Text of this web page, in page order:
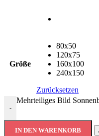
Größe
80x50
120x75
160x100
240x150
Zurücksetzen
-
Mehrteiliges Bild
IN DEN WARENKORB